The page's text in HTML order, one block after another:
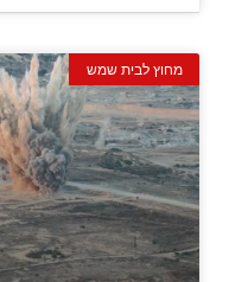
מחוץ לבית שמש